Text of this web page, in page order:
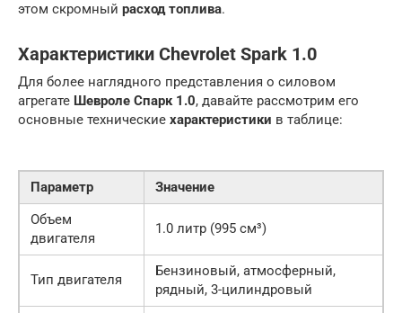
этом скромный расход топлива.
Характеристики Chevrolet Spark 1.0
Для более наглядного представления о силовом
агрегате Шевроле Спарк 1.0, давайте рассмотрим его
основные технические характеристики в таблице:
Параметр
Значение
Объем
двигателя
1.0 литр (995 см³)
Тип двигателя
Бензиновый, атмосферный,
рядный, 3-цилиндровый